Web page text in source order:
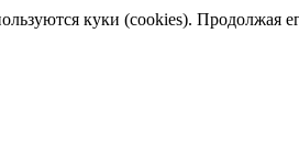
куки (cookies). Продолжая